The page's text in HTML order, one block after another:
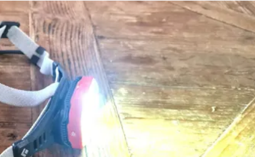
Ultra Trail de Mon Jardin
Grand Tour du Bassin d’Arcachon